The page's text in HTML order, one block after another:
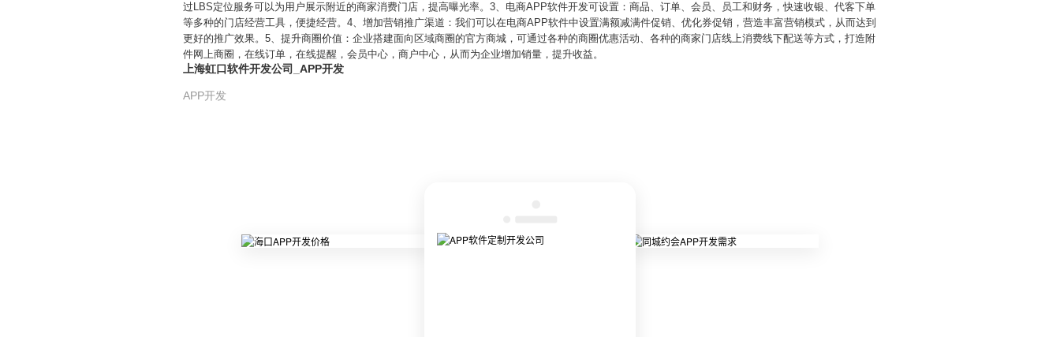
过LBS定位服务可以为用户展示附近的商家消费门店，提高曝光率。3、电商APP软件开发可设置：商品、订单、会员、员工和财务，快速收银、代客下单
等多种的门店经营工具，便捷经营。4、增加营销推广渠道：我们可以在电商APP软件中设置满额减满件促销、优化券促销，营造丰富营销模式，从而达到
更好的推广效果。5、提升商圈价值：企业搭建面向区域商圈的官方商城，可通过各种的商圈优惠活动、各种的商家门店线上消费线下配送等方式，打造附
件网上商圈，在线订单，在线提醒，会员中心，商户中心，从而为企业增加销量，提升收益。
上海虹口软件开发公司_APP开发
APP开发